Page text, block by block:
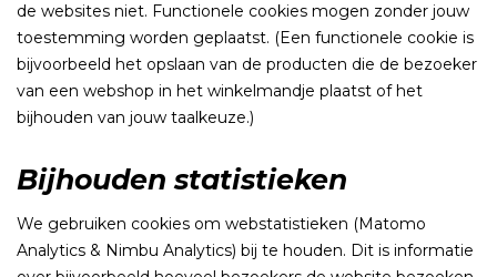
de websites niet. Functionele cookies mogen zonder jouw
toestemming worden geplaatst. (Een functionele cookie is
bijvoorbeeld het opslaan van de producten die de bezoeker
van een webshop in het winkelmandje plaatst of het
bijhouden van jouw taalkeuze.)
Bijhouden statistieken
We gebruiken cookies om webstatistieken (Matomo
Analytics & Nimbu Analytics) bij te houden. Dit is informatie